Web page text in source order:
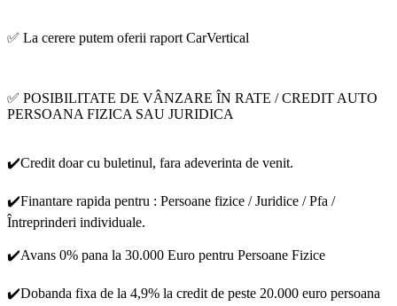
✅ La cerere putem oferii raport CarVertical
✅ POSIBILITATE DE VÂNZARE ÎN RATE / CREDIT AUTO
PERSOANA FIZICA SAU JURIDICA
✔️Credit doar cu buletinul, fara adeverinta de venit.
✔️Finantare rapida pentru : Persoane fizice / Juridice / Pfa /
Întreprinderi individuale.
✔️Avans 0% pana la 30.000 Euro pentru Persoane Fizice
✔️Dobanda fixa de la 4,9% la credit de peste 20.000 euro persoana